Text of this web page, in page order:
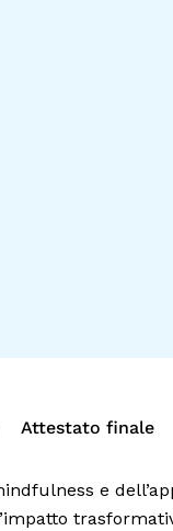
Attestato finale
e